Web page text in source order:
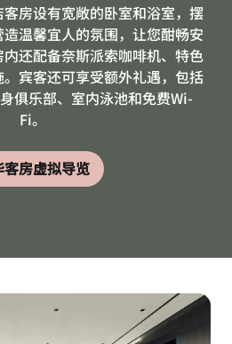
房设有宽敞的卧室和浴室，摆
温馨宜人的氛围，让您酣畅安
还配备奈斯派索咖啡机、特色
宾客还可享受额外礼遇，包括
俱乐部、室内泳池和免费Wi-
Fi。
客房虚拟导览